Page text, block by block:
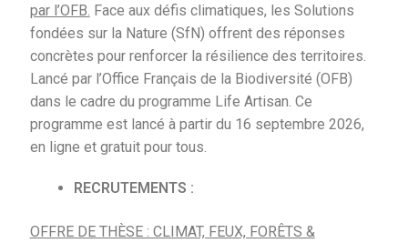
par l’OFB. Face aux défis climatiques, les Solutions
fondées sur la Nature (SfN) offrent des réponses
concrètes pour renforcer la résilience des territoires.
Lancé par l’Office Français de la Biodiversité (OFB)
dans le cadre du programme Life Artisan. Ce
programme est lancé à partir du 16 septembre 2026,
en ligne et gratuit pour tous.
RECRUTEMENTS :
OFFRE DE THÈSE : CLIMAT, FEUX, FORÊTS &